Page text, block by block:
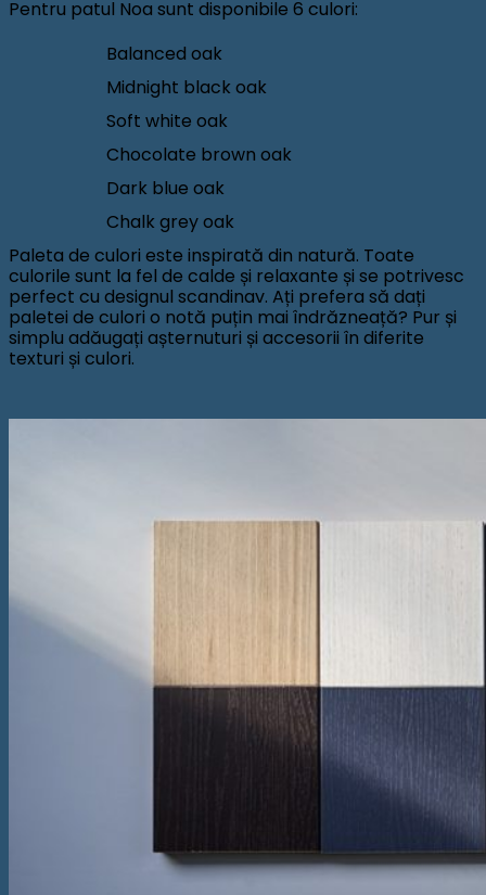
Pentru patul Noa sunt disponibile 6 culori:
Balanced oak
Midnight black oak
Soft white oak
Chocolate brown oak
Dark blue oak
Chalk grey oak
Paleta de culori este inspirată din natură. Toate
culorile sunt la fel de calde și relaxante și se potrivesc
perfect cu designul scandinav. Ați prefera să dați
paletei de culori o notă puțin mai îndrăzneață? Pur și
simplu adăugați așternuturi și accesorii în diferite
texturi și culori.